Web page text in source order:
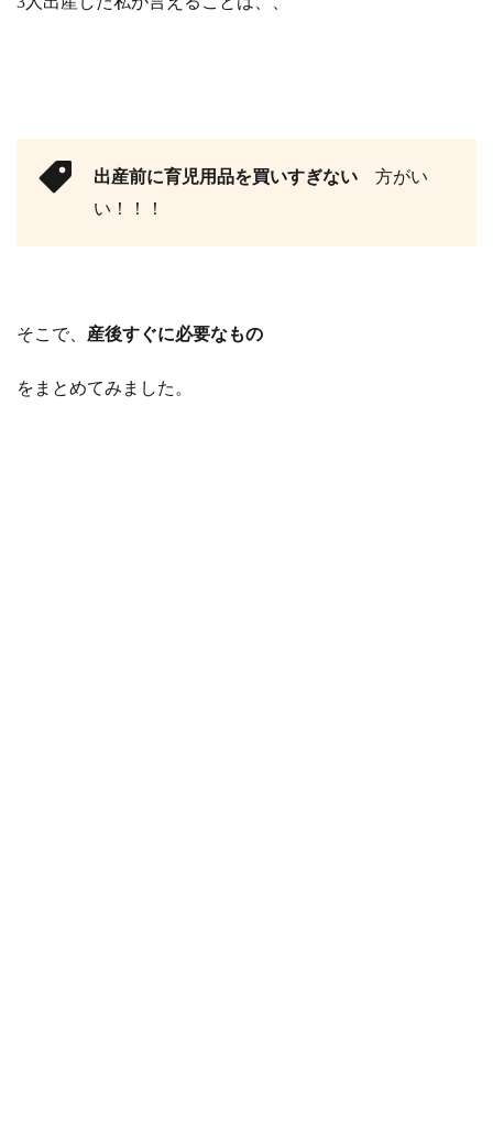
哺乳
おむ
お尻拭
2.5.3
出産前に育児用品を買いすぎない 方がい
い！！！
そこで、 産後すぐに必要なもの
をまとめてみました。